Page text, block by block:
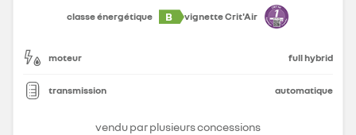
classe énergétique
B vignette Crit'Air
moteur full hybrid
transmission automatique
vendu par plusieurs concessions